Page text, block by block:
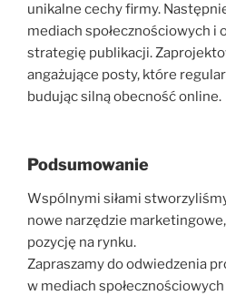
unikalne cechy firmy.
mediach społecznościowych i
strategię publikacji.
angażujące posty, które
budując silną obecność online.
Podsumowanie
Wspólnymi siłami
nowe narzędzie
pozycję na rynku.
Zapraszamy do odwiedzenia
w mediach